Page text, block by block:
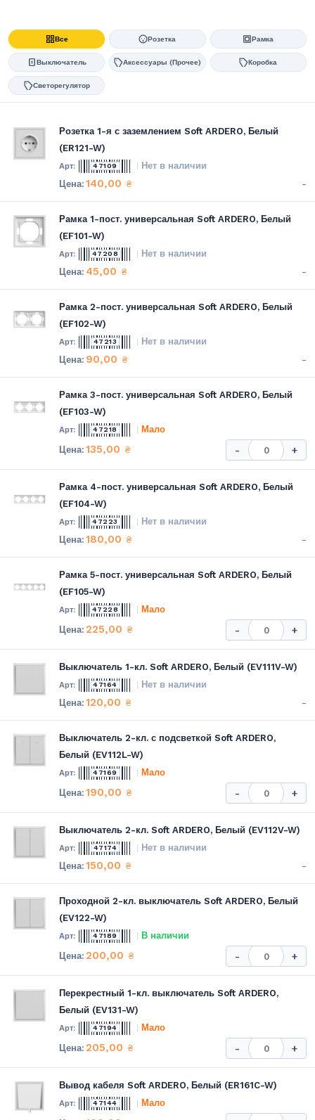
Все Розетка Рамка
Выключатель Аксессуары (Прочее) Коробка
Светорегулятор
Розетка 1-я с заземлением Soft ARDERO, Белый
(ER121-W)
47109 Нет в наличии
140,00 ₴ -
Рамка 1-пост. универсальная Soft ARDERO, Белый
(EF101-W)
47208 Нет в наличии
45,00 ₴ -
Рамка 2-пост. универсальная Soft ARDERO, Белый
(EF102-W)
47213 Нет в наличии
90,00 ₴ -
Рамка 3-пост. универсальная Soft ARDERO, Белый
(EF103-W)
47218 Мало
135,00 ₴ - +
Рамка 4-пост. универсальная Soft ARDERO, Белый
(EF104-W)
47223 Нет в наличии
180,00 ₴ -
Рамка 5-пост. универсальная Soft ARDERO, Белый
(EF105-W)
47228 Мало
225,00 ₴ - +
Выключатель 1-кл. Soft ARDERO, Белый (EV111V-W)
47164 Нет в наличии
120,00 ₴ -
Выключатель 2-кл. с подсветкой Soft ARDERO,
Белый (EV112L-W)
47169 Мало
190,00 ₴ - +
Выключатель 2-кл. Soft ARDERO, Белый (EV112V-W)
47174 Нет в наличии
150,00 ₴ -
Проходной 2-кл. выключатель Soft ARDERO, Белый
(EV122-W)
47189 В наличии
200,00 ₴ - +
Перекрестный 1-кл. выключатель Soft ARDERO,
Белый (EV131-W)
47194 Мало
205,00 ₴ - +
Вывод кабеля Soft ARDERO, Белый (ER161C-W)
47144 Мало